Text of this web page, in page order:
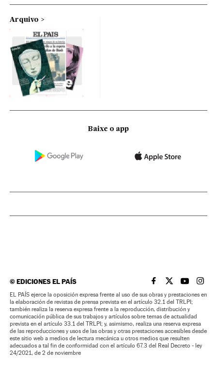
Arquivo
Baixe o app
©EDICIONES EL PAÍS EL PAÍS BRASIL EN
EL PAÍSEL PAÍS
EL
EL PAÍS ejerce la oposición expresa frente al uso de sus obras y prestaciones en
la elaboración de revistas de prensa prevista en el artículo 32.1 del TRLPI;
también realiza la reserva expresa frente a la reproducción, distribución y
comunicación pública de sus trabajos y artículos sobre temas de actualidad
prevista en el artículo 33.1 del TRLPI; y, asimismo, realiza una reserva expresa
de las reproducciones y usos de las obras y otras prestaciones accesibles desde
este sitio web a medios de lectura mecánica u otros medios que resulten
adecuados a tal fin de conformidad con el artículo 67.3 del Real Decreto - ley
24/2021, de 2 de noviembre